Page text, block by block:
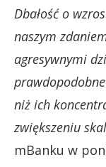
Dbałość o
naszym
agresywnymi
niż ich
zwiększeniu
mBanku w